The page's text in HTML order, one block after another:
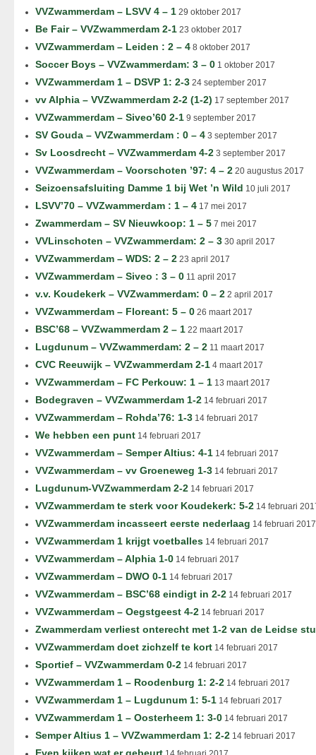
VVZwammerdam – LSVV 4 – 1 29 oktober 2017
Be Fair – VVZwammerdam 2-1 23 oktober 2017
VVZwammerdam – Leiden : 2 – 4 8 oktober 2017
Soccer Boys – VVZwammerdam: 3 – 0 1 oktober 2017
VVZwammerdam 1 – DSVP 1: 2-3 24 september 2017
vv Alphia – VVZwammerdam 2-2 (1-2) 17 september 2017
VVZwammerdam – Siveo’60 2-1 9 september 2017
SV Gouda – VVZwammerdam : 0 – 4 3 september 2017
Sv Loosdrecht – VVZwammerdam 4-2 3 september 2017
VVZwammerdam – Voorschoten ’97: 4 – 2 20 augustus 2017
Seizoensafsluiting Damme 1 bij Wet ’n Wild 10 juli 2017
LSVV’70 – VVZwammerdam : 1 – 4 17 mei 2017
Zwammerdam – SV Nieuwkoop: 1 – 5 7 mei 2017
VVLinschoten – VVZwammerdam: 2 – 3 30 april 2017
VVZwammerdam – WDS: 2 – 2 23 april 2017
VVZwammerdam – Siveo : 3 – 0 11 april 2017
v.v. Koudekerk – VVZwammerdam: 0 – 2 2 april 2017
VVZwammerdam – Floreant: 5 – 0 26 maart 2017
BSC’68 – VVZwammerdam 2 – 1 22 maart 2017
Lugdunum – VVZwammerdam: 2 – 2 11 maart 2017
CVC Reeuwijk – VVZwammerdam 2-1 4 maart 2017
VVZwammerdam – FC Perkouw: 1 – 1 13 maart 2017
Bodegraven – VVZwammerdam 1-2 14 februari 2017
VVZwammerdam – Rohda’76: 1-3 14 februari 2017
We hebben een punt 14 februari 2017
VVZwammerdam – Semper Altius: 4-1 14 februari 2017
VVZwammerdam – vv Groeneweg 1-3 14 februari 2017
Lugdunum-VVZwammerdam 2-2 14 februari 2017
VVZwammerdam te sterk voor Koudekerk: 5-2 14 februari
VVZwammerdam incasseert eerste nederlaag 14 februari 2017
VVZwammerdam 1 krijgt voetballes 14 februari 2017
VVZwammerdam – Alphia 1-0 14 februari 2017
VVZwammerdam – DWO 0-1 14 februari 2017
VVZwammerdam – BSC’68 eindigt in 2-2 14 februari 2017
VVZwammerdam – Oegstgeest 4-2 14 februari 2017
Zwammerdam verliest onterecht met 1-2 van de Leidse
VVZwammerdam doet zichzelf te kort 14 februari 2017
Sportief – VVZwammerdam 0-2 14 februari 2017
VVZwammerdam 1 – Roodenburg 1: 2-2 14 februari 2017
VVZwammerdam 1 – Lugdunum 1: 5-1 14 februari 2017
VVZwammerdam 1 – Oosterheem 1: 3-0 14 februari 2017
Semper Altius 1 – VVZwammerdam 1: 2-2 14 februari 2017